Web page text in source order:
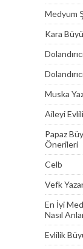
Medyum
Kara
Muska
Aileyi
Papaz
Önerileri
Celb
Vefk
En İyi
Nasıl
Evlilik